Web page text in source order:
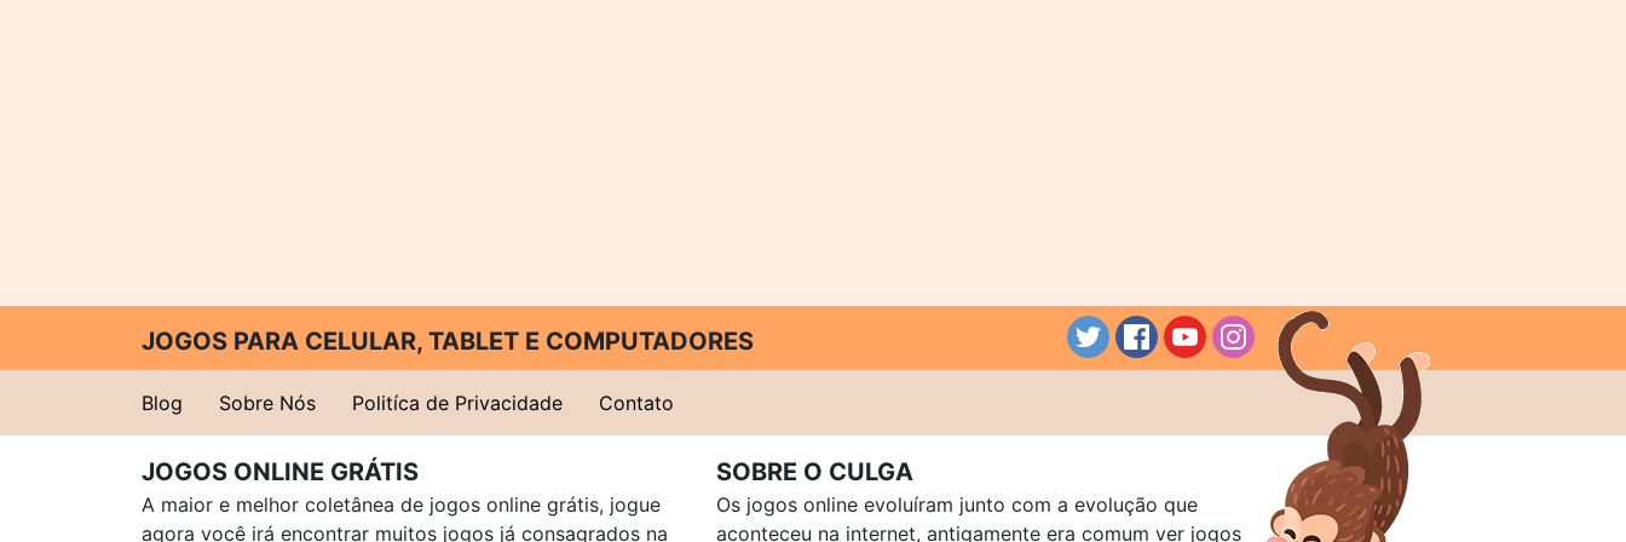
JOGOS PARA CELULAR, TABLET E COMPUTADORES
Blog Sobre Nós Politíca de Privacidade Contato
JOGOS ONLINE GRÁTIS
A maior e melhor coletânea de jogos online grátis, jogue
agora você irá encontrar muitos jogos já consagrados na
SOBRE O CULGA
Os jogos online evoluíram junto com a evolução que
aconteceu na internet, antigamente era comum ver jogos